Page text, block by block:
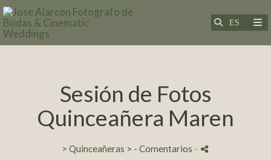
Sesión de Fotos
Quinceañera Maren
> Quinceañeras > - Comentarios -